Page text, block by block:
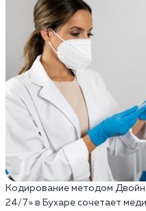
Кодирование методом
24/7» в Бухаре сочетает